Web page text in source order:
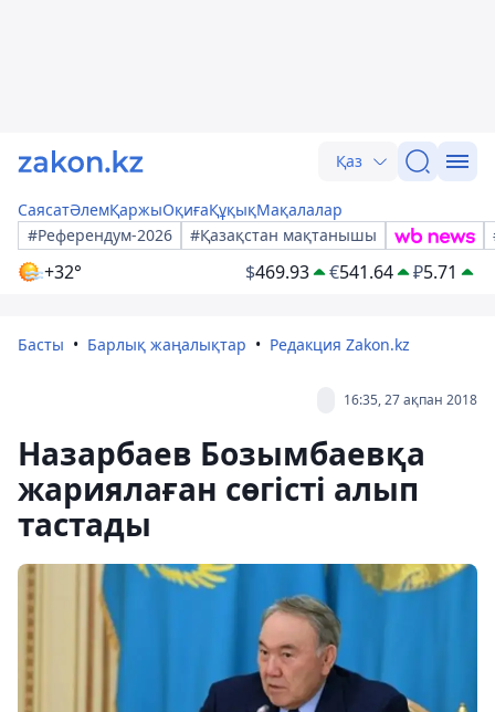
Қаз
СаясатӘлемҚаржыОқиғаҚұқықМақалалар
#Референдум-2026
#Қазақстан мақтанышы
+32° $469.93 €541.64 ₽5.71
Басты Барлық жаңалықтар Редакция Zakon.kz
16:35, 27 ақпан 2018
Назарбаев Бозымбаевқа
жариялаған сөгісті алып
тастады